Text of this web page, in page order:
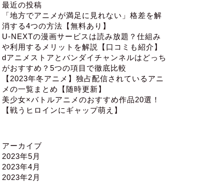
最近の投稿
「地方でアニメが満足に見れない」格差を解
消する4つの方法【無料あり】
U-NEXTの漫画サービスは読み放題？仕組み
や利用するメリットを解説【口コミも紹介】
dアニメストアとバンダイチャンネルはどっち
がおすすめ？5つの項目で徹底比較
【2023年冬アニメ】独占配信されているアニ
メの一覧まとめ【随時更新】
美少女×バトルアニメのおすすめ作品20選！
【戦うヒロインにギャップ萌え】
アーカイブ
2023年5月
2023年4月
2023年2月